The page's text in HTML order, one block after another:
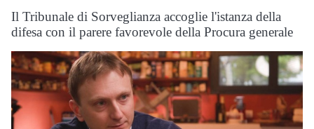
Il Tribunale di Sorveglianza accoglie l'istanza della
difesa con il parere favorevole della Procura generale